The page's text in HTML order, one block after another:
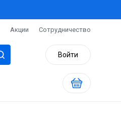
Акции Сотрудничество
Войти